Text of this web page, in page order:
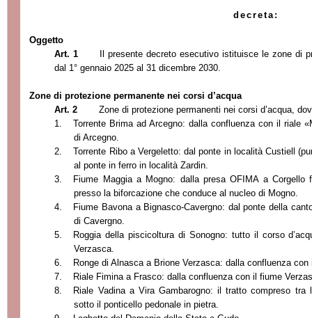
decreta:
Oggetto
Art. 1
Il presente decreto esecutivo istituisce le zone di
dal 1° gennaio 2025 al 31 dicembre 2030.
Zone di protezione permanente nei corsi d’acqua
Art. 2
Zone di protezione permanenti nei corsi d’acqua,
1.
Torrente Brima ad Arcegno: dalla confluenza con il riale
di Arcegno.
2.
Torrente Ribo a Vergeletto: dal ponte in località Custiell
al ponte in ferro in località Zardin.
3.
Fiume Maggia a Mogno: dalla presa OFIMA a Corgello
presso la biforcazione che conduce al nucleo di Mogno.
4.
Fiume Bavona a Bignasco-Cavergno: dal ponte della
di Cavergno.
5.
Roggia della piscicoltura di Sonogno: tutto il corso
Verzasca.
6.
Ronge di Alnasca a Brione Verzasca: dalla confluenza
7.
Riale Fimina a Frasco: dalla confluenza con il fiume
8.
Riale Vadina a Vira Gambarogno: il tratto compreso
sotto il ponticello pedonale in pietra.